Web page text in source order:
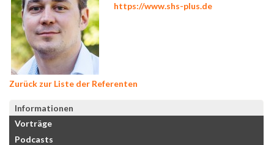
https://www.shs-plus.de
Zurück zur Liste der Referenten
Informationen
Vorträge
Podcasts